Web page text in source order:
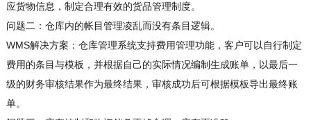
应货物信息，制定合理有效的货品管理制度。
问题二：仓库内的帐目管理凌乱而没有条目逻辑。
WMS解决方案：仓库管理系统支持费用管理功能，客户可以自行制定
费用的条目与模板，并根据自己的实际情况编制生成账单，以最后一
级的财务审核结果作为最终结果，审核成功后可根据模板导出最终账
单。